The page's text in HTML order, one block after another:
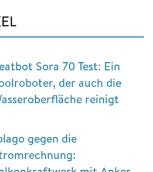
Sora 70 Test: Ein
der auch die
reinigt
gegen die